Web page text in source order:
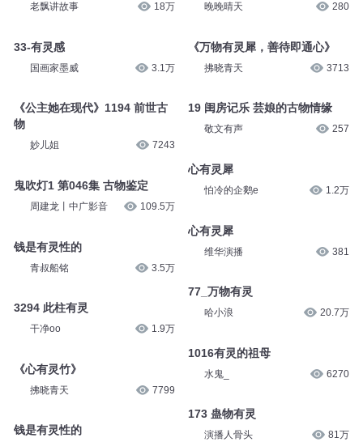
老飘讲故事 18万
33-有灵感
国画家墨威 3.1万
《公主她在现代》1194 前世古
物
妙儿姐 7243
鬼吹灯1 第046集 古物鉴定
周建龙丨中广影音 109.5万
钱是有灵性的
青叔船铭 3.5万
3294 此柱有灵
干净oo 1.9万
《心有灵竹》
拂晓青天 7799
钱是有灵性的
晚晚晴天 280
《万物有灵犀，善待即通心》
拂晓青天 3713
19 闺房记乐 芸娘的古物情缘
敬文有声 257
心有灵犀
怕冷的企鹅e 1.2万
心有灵犀
维华演播 381
77_万物有灵
哈小浪 20.7万
1016有灵的祖母
水鬼_ 6270
173 蛊物有灵
演播人骨头 81万